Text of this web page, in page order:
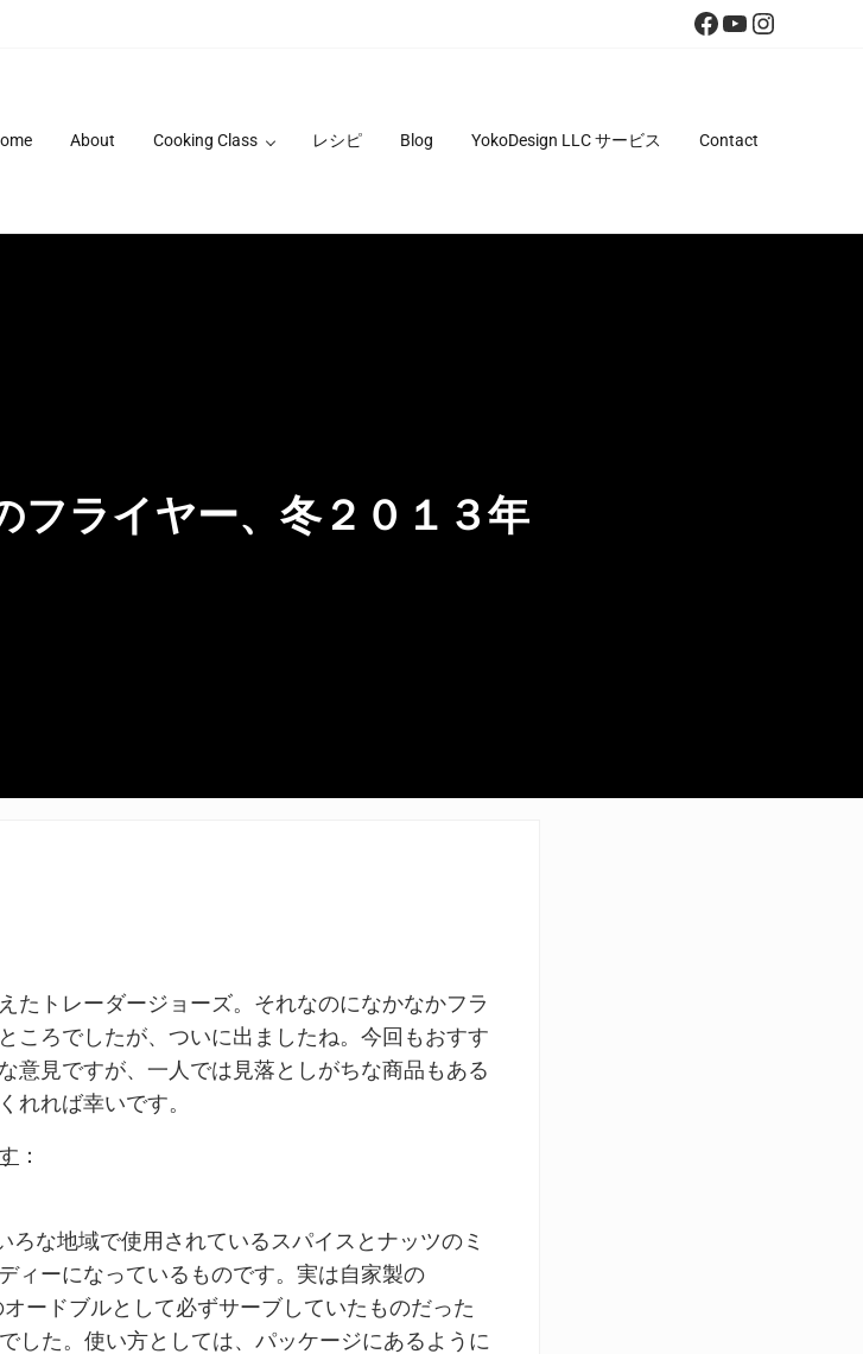
Facebook
YouTube
About Cooking Class レシピ Blog YokoDesign LLC サービス Contact
フライヤー、冬２０１３年
たトレーダージョーズ。それなのになかなかフラ
ころでしたが、ついに出ましたね。今回もおすす
意見ですが、一人では見落としがちな商品もある
れれば幸いです。
：
ろな地域で使用されているスパイスとナッツのミ
ィーになっているものです。実は自家製の
ードブルとして必ずサーブしていたものだった
した。使い方としては、パッケージにあるように